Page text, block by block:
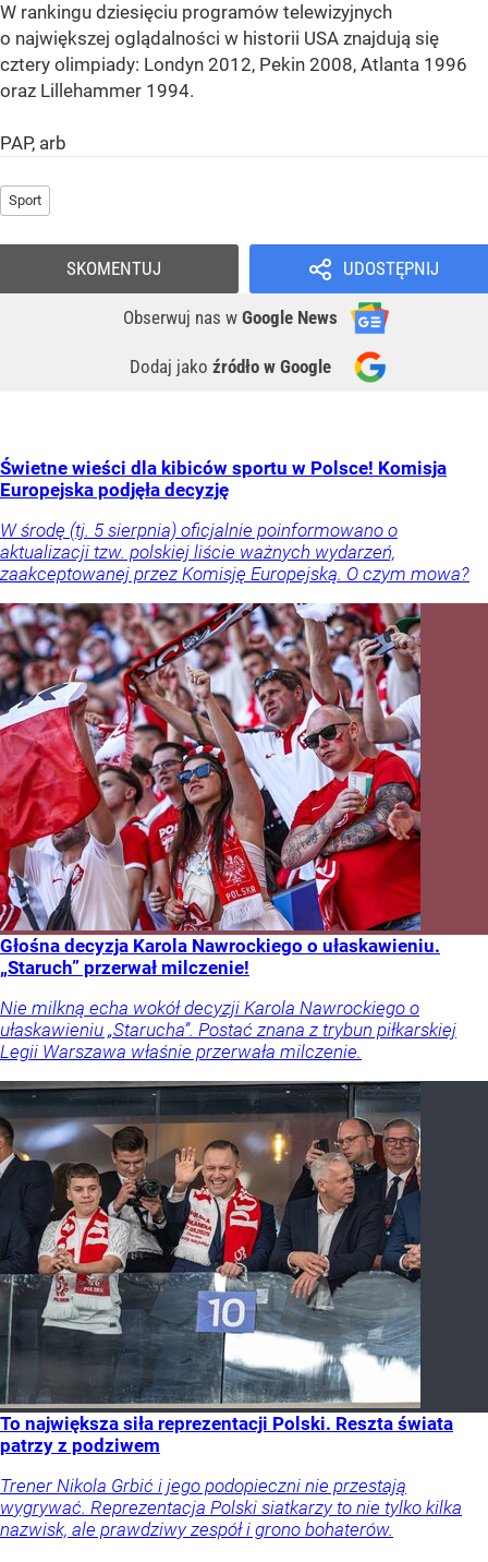
W rankingu dziesięciu programów telewizyjnych
o największej oglądalności w historii USA znajdują się
cztery olimpiady: Londyn 2012, Pekin 2008, Atlanta 1996
oraz Lillehammer 1994.
PAP, arb
Sport
UDOSTĘPNIJ
Obserwuj nas w Google News
Dodaj jako źródło w Google
SKOMENTUJ
Świetne wieści dla kibiców sportu w Polsce! Komisja
Europejska podjęła decyzję
W środę (tj. 5 sierpnia) oficjalnie poinformowano o
aktualizacji tzw. polskiej liście ważnych wydarzeń,
zaakceptowanej przez Komisję Europejską. O czym mowa?
Głośna decyzja Karola Nawrockiego o ułaskawieniu.
„Staruch” przerwał milczenie!
Nie milkną echa wokół decyzji Karola Nawrockiego o
ułaskawieniu „Starucha”. Postać znana z trybun piłkarskiej
Legii Warszawa właśnie przerwała milczenie.
To największa siła reprezentacji Polski. Reszta świata
patrzy z podziwem
Trener Nikola Grbić i jego podopieczni nie przestają
wygrywać. Reprezentacja Polski siatkarzy to nie tylko kilka
nazwisk, ale prawdziwy zespół i grono bohaterów.